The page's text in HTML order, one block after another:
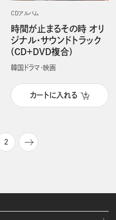
CDアルバム
時間が止まるその時 オリ
ジナル・サウンドトラック
(CD＋DVD複合)
韓国ドラマ・映画
カートに入れる
2